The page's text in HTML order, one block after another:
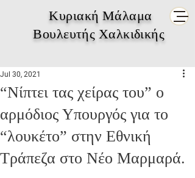
Κυριακή Μάλαμα
Βουλευτής Χαλκιδικής
“Νίπτει τας χείρας του” ο
αρμόδιος Υπουργός για το
“λουκέτο” στην Εθνική
Τράπεζα στο Νέο Μαρμαρά.
Jul 30, 2021